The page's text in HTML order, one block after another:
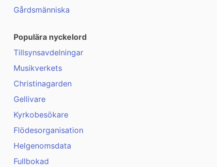
Gårdsmänniska
Populära nyckelord
Tillsynsavdelningar
Musikverkets
Christinagarden
Gellivare
Kyrkobesökare
Flödesorganisation
Helgenomsdata
Fullbokad